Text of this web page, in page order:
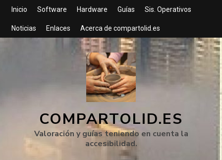
Inicio Software Hardware Guías Sis. Operativos
Noticias Enlaces Acerca de compartolid.es
COMPARTOLID.ES
Valoración y guías teniendo en cuenta la
accesibilidad.